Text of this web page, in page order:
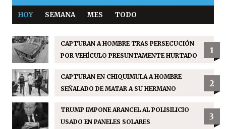
HOY SEMANA MES TODO
CAPTURAN A HOMBRE TRAS PERSECUCIÓN
POR VEHÍCULO PRESUNTAMENTE HURTADO
1
CAPTURAN EN CHIQUIMULA A HOMBRE
SEÑALADO DE MATAR A SU HERMANO
2
TRUMP IMPONE ARANCEL AL POLISILICIO
USADO EN PANELES SOLARES
3